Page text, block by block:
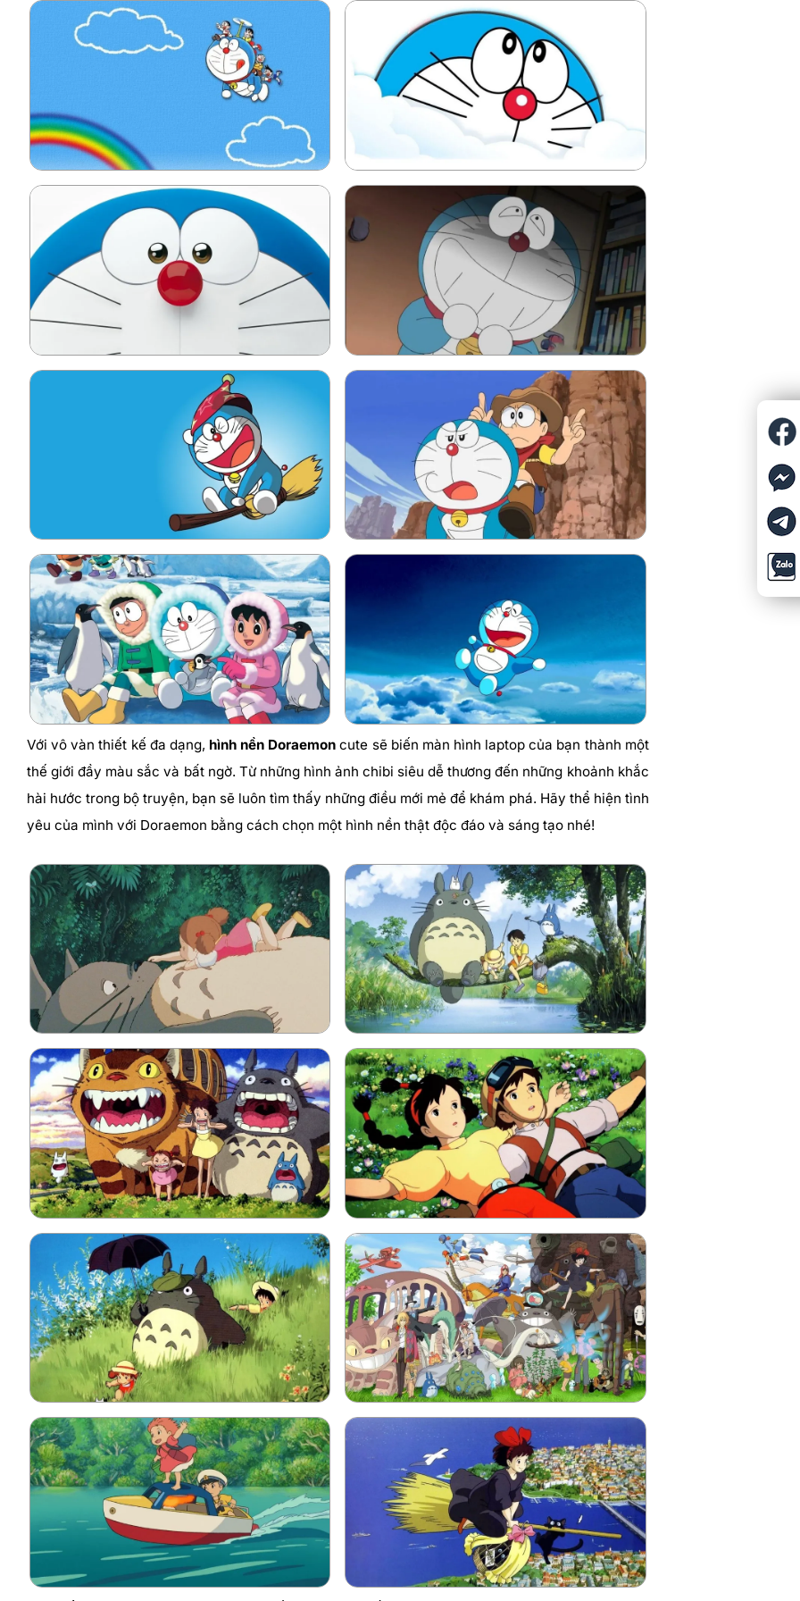
Với vô vàn thiết kế đa dạng, hình nền Doraemon cute sẽ biến màn hình laptop của bạn thành một
thế giới đầy màu sắc và bất ngờ. Từ những hình ảnh chibi siêu dễ thương đến những khoảnh khắc
hài hước trong bộ truyện, bạn sẽ luôn tìm thấy những điều mới mẻ để khám phá. Hãy thể hiện tình
yêu của mình với Doraemon bằng cách chọn một hình nền thật độc đáo và sáng tạo nhé!